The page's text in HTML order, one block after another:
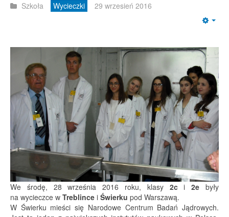
Szkoła Wycieczki 29 wrzesień 2016
We środę, 28 września 2016 roku, klasy 2ci2e były
na wycieczce w Treblince i Świerku pod Warszawą.
W Świerku mieści się Narodowe Centrum Badań Jądrowych.